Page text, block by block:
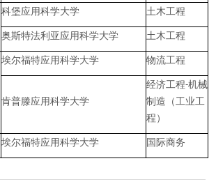
科堡应用科学大学 土木工程
奥斯特法利亚应用科学大学 土木工程
埃尔福特应用科学大学 物流工程
肯普滕应用科学大学
经济工程-机械
制造（工业工
程）
埃尔福特应用科学大学 国际商务